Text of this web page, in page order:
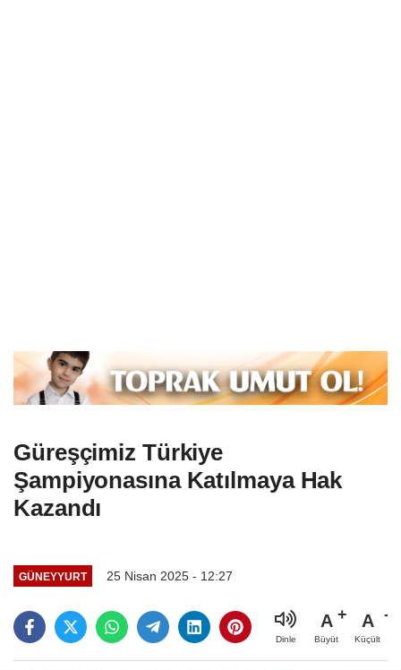
Güreşçimiz Türkiye
Şampiyonasına Katılmaya Hak
Kazandı
GÜNEYYURT 25 Nisan 2025 - 12:27
Dinle
A
Büyüt
A
Küçült